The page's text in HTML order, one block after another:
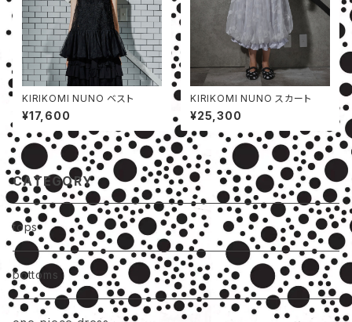
KIRIKOMI NUNO ベスト
¥17,600
KIRIKOMI NUNO スカート
¥25,300
CATEGORY
tops
bottoms